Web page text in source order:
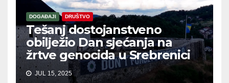
DOGAĐAJI DRUŠTVO
Tešanj dostojanstveno
obilježio Dan sjećanja na
žrtve genocida u Srebrenici
JUL 15, 2025